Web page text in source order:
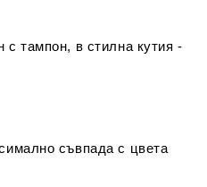
с тампон, в стилна кутия -
съвпада с цвета